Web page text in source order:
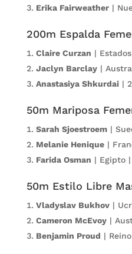
Erika Fairweather|
200m Espalda
Claire Curzan |
Jaclyn Barclay|
Anastasiya Shkurdai|
50m Mariposa
Sarah Sjoestroem|
Melanie Henique|
Farida Osman | Egipto
50m Estilo Libre
Vladyslav Bukhov|
Cameron McEvoy|
Benjamin Proud |